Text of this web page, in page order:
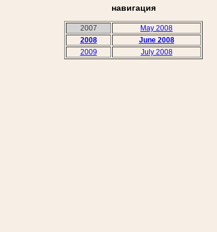
навигация
2007
May 2008
2008
June 2008
2009
July 2008